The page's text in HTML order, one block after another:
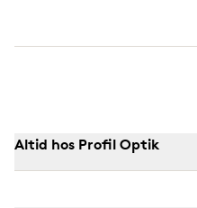
Altid hos Profil Optik